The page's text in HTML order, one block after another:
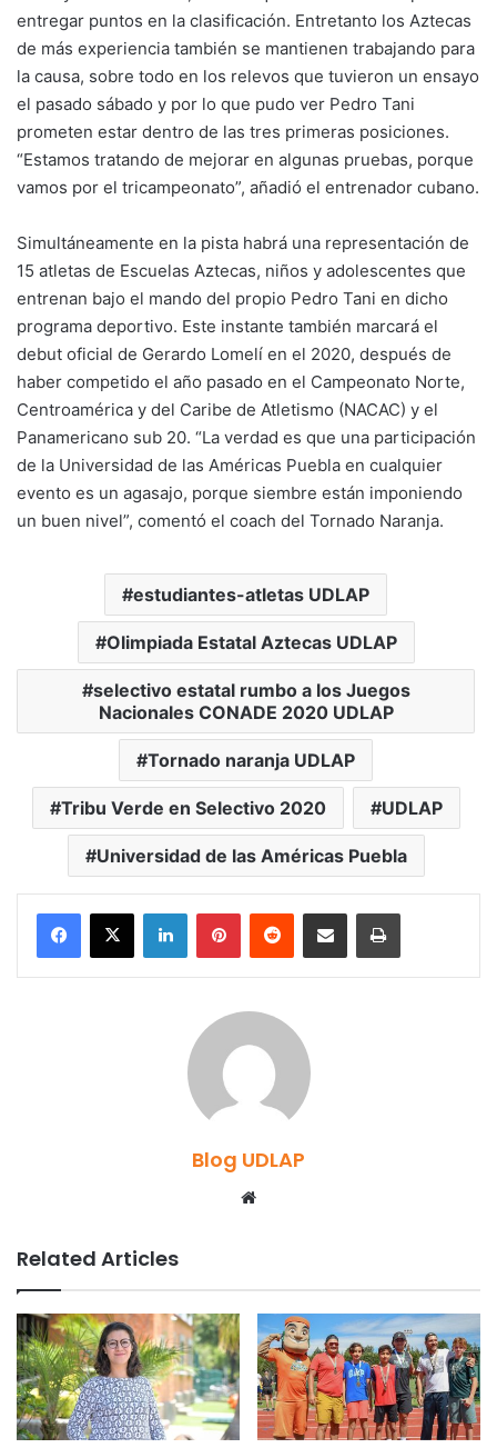
entregar puntos en la clasificación. Entretanto los Aztecas
de más experiencia también se mantienen trabajando para
la causa, sobre todo en los relevos que tuvieron un ensayo
el pasado sábado y por lo que pudo ver Pedro Tani
prometen estar dentro de las tres primeras posiciones.
“Estamos tratando de mejorar en algunas pruebas, porque
vamos por el tricampeonato”, añadió el entrenador cubano.
Simultáneamente en la pista habrá una representación de
15 atletas de Escuelas Aztecas, niños y adolescentes que
entrenan bajo el mando del propio Pedro Tani en dicho
programa deportivo. Este instante también marcará el
debut oficial de Gerardo Lomelí en el 2020, después de
haber competido el año pasado en el Campeonato Norte,
Centroamérica y del Caribe de Atletismo (NACAC) y el
Panamericano sub 20. “La verdad es que una participación
de la Universidad de las Américas Puebla en cualquier
evento es un agasajo, porque siembre están imponiendo
un buen nivel”, comentó el coach del Tornado Naranja.
estudiantes-atletas UDLAP
Olimpiada Estatal Aztecas UDLAP
selectivo estatal rumbo a los Juegos
Nacionales CONADE 2020 UDLAP
Tornado naranja UDLAP
Tribu Verde en Selectivo 2020 UDLAP
Universidad de las Américas Puebla
LinkedInPinterestReddit Share via Email Print
Blog UDLAP
Related Articles